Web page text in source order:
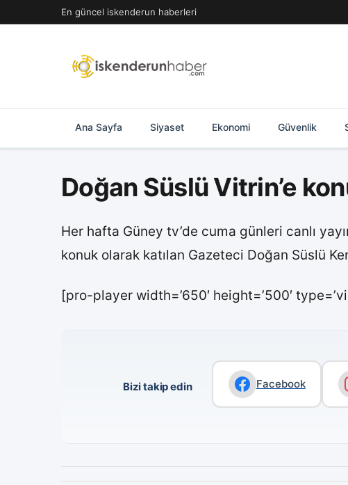
geç
En güncel iskenderun haberleri
Ana Sayfa Siyaset Ekonomi Güvenlik
Doğan Süslü Vitrin’e
Her hafta Güney tv’de cuma günleri canlı
konuk olarak katılan Gazeteci Doğan Süslü
[pro-player width=’650′ height=’500′
Bizi takip edin Facebook